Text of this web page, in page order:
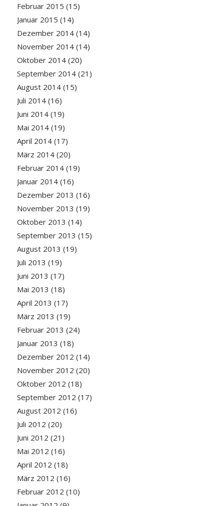
Februar 2015 (15)
Januar 2015 (14)
Dezember 2014(14)
November 2014(14)
Oktober 2014(20)
September 2014(21)
August 2014(15)
Juli 2014(16)
Juni 2014(19)
Mai 2014(19)
April 2014(17)
März 2014(20)
Februar 2014(19)
Januar 2014(16)
Dezember 2013 (16)
November 2013 (19)
Oktober 2013 (14)
September 2013 (15)
August 2013 (19)
Juli 2013 (19)
Juni 2013 (17)
Mai 2013 (18)
April 2013 (17)
März 2013 (19)
Februar 2013 (24)
Januar 2013 (18)
Dezember 2012 (14)
November 2012 (20)
Oktober 2012 (18)
September 2012 (17)
August 2012 (16)
Juli 2012 (20)
Juni 2012 (21)
Mai 2012 (16)
April 2012 (18)
März 2012 (16)
Februar 2012 (10)